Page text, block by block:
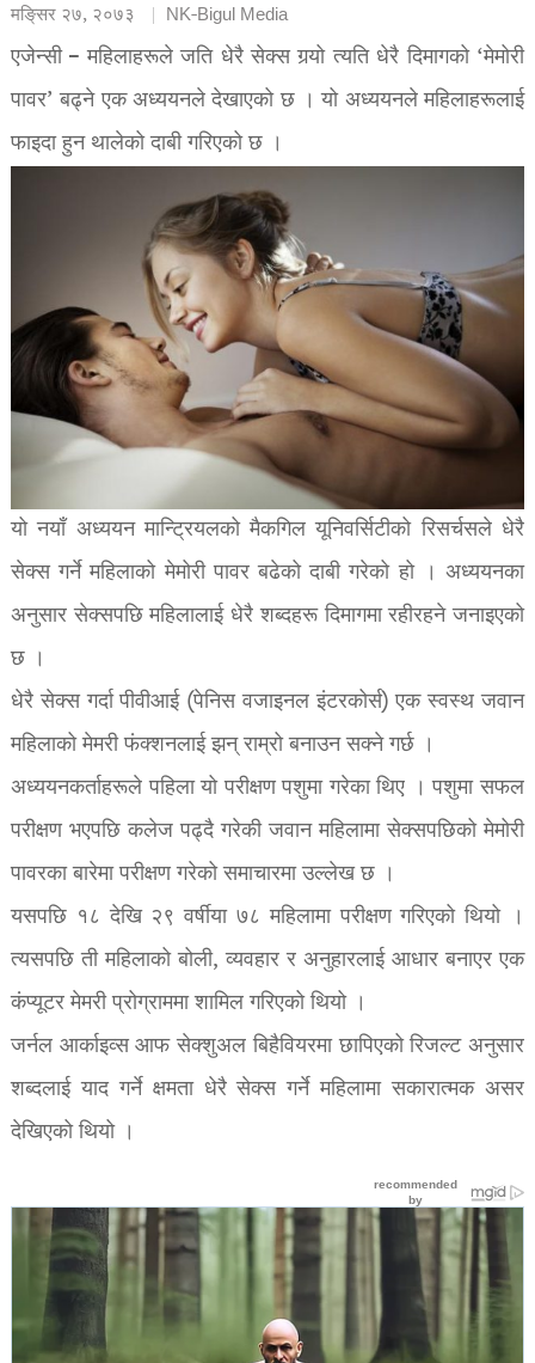
मङि्सर २७, २०७३ NK-Bigul Media
एजेन्सी – महिलाहरूले जति धेरै सेक्स गर्‍यो त्यति धेरै दिमागको ‘मेमोरी
पावर’ बढ्ने एक अध्ययनले देखाएको छ । यो अध्ययनले महिलाहरूलाई
फाइदा हुन थालेको दाबी गरिएको छ ।
यो नयाँ अध्ययन मान्ट्रियलको मैकगिल यूनिवर्सिटीको रिसर्चसले धेरै
सेक्स गर्ने महिलाको मेमोरी पावर बढेको दाबी गरेको हो । अध्ययनका
अनुसार सेक्सपछि महिलालाई धेरै शब्दहरू दिमागमा रहीरहने जनाइएको
छ ।
धेरै सेक्स गर्दा पीवीआई (पेनिस वजाइनल इंटरकोर्स) एक स्वस्थ जवान
महिलाको मेमरी फंक्शनलाई झन् राम्रो बनाउन सक्ने गर्छ ।
अध्ययनकर्ताहरूले पहिला यो परीक्षण पशुमा गरेका थिए । पशुमा सफल
परीक्षण भएपछि कलेज पढ्दै गरेकी जवान महिलामा सेक्सपछिको मेमोरी
पावरका बारेमा परीक्षण गरेको समाचारमा उल्लेख छ ।
यसपछि १८ देखि २९ वर्षीया ७८ महिलामा परीक्षण गरिएको थियो ।
त्यसपछि ती महिलाको बोली, व्यवहार र अनुहारलाई आधार बनाएर एक
कंप्यूटर मेमरी प्रोग्राममा शामिल गरिएको थियो ।
जर्नल आर्काइव्स आफ सेक्शुअल बिहैवियरमा छापिएको रिजल्ट अनुसार
शब्दलाई याद गर्ने क्षमता धेरै सेक्स गर्ने महिलामा सकारात्मक असर
देखिएको थियो ।